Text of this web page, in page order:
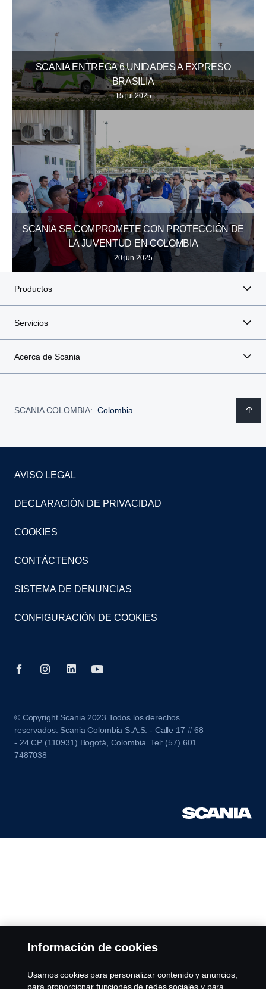
SCANIA ENTREGA 6 UNIDADES A EXPRESO
BRASILIA
15 jul 2025
SCANIA SE COMPROMETE CON PROTECCIÓN DE
LA JUVENTUD EN COLOMBIA
20 jun 2025
Productos
Servicios
Acerca de Scania
SCANIA COLOMBIA: Colombia
AVISO LEGAL
DECLARACIÓN DE PRIVACIDAD
COOKIES
CONTÁCTENOS
SISTEMA DE DENUNCIAS
CONFIGURACIÓN DE COOKIES
© Copyright Scania 2023 Todos los derechos
reservados. Scania Colombia S.A.S. - Calle 17 # 68
- 24 CP (110931) Bogotá, Colombia. Tel: (57) 601
7487038
Información de cookies
Usamos cookies para personalizar contenido y anuncios,
para proporcionar funciones de redes sociales y para